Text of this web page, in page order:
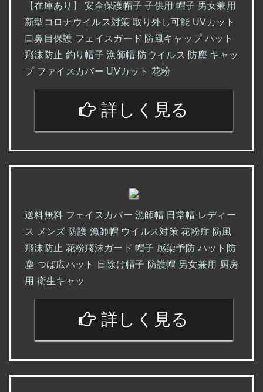
【在庫あり】 安全保護帽子 子供用 帽子 男女兼用
新型コロナウイルス対策 取り外し可能 UVカット
口鼻目保護 フェイスガード 防風キャップ ハット
飛沫防止 釣り帽子 漁師帽 防ウイルス 防塵 キャッ
プ ファイスカバー UVカット 花粉
詳しく見る
送料無料 フェイスカバー 漁師帽 日常帽 レディー
ス メンズ 防護 漁師帽 ウイルス対策 花粉症 防風
飛沫防止 花粉飛沫ガード 帽子 感染予防 ハット防
塵 つば広ハット 日除け帽子 防護帽 男女兼用 厨房
用 衛生キャッ
詳しく見る